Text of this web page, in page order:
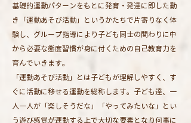
基礎的運動パターンをもとに発育・発達に即した動
き「運動あそび活動」というかたちで片寄りなく体
験し、グループ指導により子ども同士の関わりに中
から必要な態度習慣が身に付くための自己教育力を
育んでいきます。
「運動あそび活動」とは子どもが理解しやすく、す
ぐに活動に移せる運動を総称します。子ども達、一
人一人が「楽しそうだな」「やってみたいな」とい
う遊び感覚が運動する上で大切な要素となり何事に